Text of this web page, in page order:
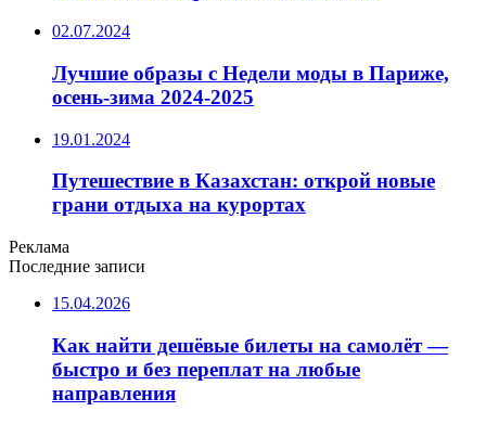
02.07.2024
Лучшие образы с Недели моды в Париже,
осень-зима 2024-2025
19.01.2024
Путешествие в Казахстан: открой новые
грани отдыха на курортах
Реклама
Последние записи
15.04.2026
Как найти дешёвые билеты на самолёт —
быстро и без переплат на любые
направления